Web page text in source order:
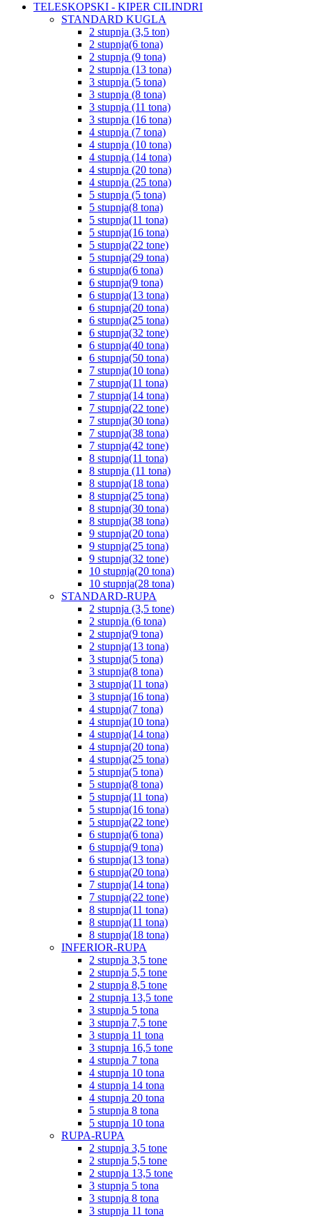
TELESKOPSKI - KIPER CILINDRI
STANDARD KUGLA
2 stupnja (3,5 ton)
2 stupnja(6 tona)
2 stupnja (9 tona)
2 stupnja (13 tona)
3 stupnja (5 tona)
3 stupnja (8 tona)
3 stupnja (11 tona)
3 stupnja (16 tona)
4 stupnja (7 tona)
4 stupnja (10 tona)
4 stupnja (14 tona)
4 stupnja (20 tona)
4 stupnja (25 tona)
5 stupnja (5 tona)
5 stupnja(8 tona)
5 stupnja(11 tona)
5 stupnja(16 tona)
5 stupnja(22 tone)
5 stupnja(29 tona)
6 stupnja(6 tona)
6 stupnja(9 tona)
6 stupnja(13 tona)
6 stupnja(20 tona)
6 stupnja(25 tona)
6 stupnja(32 tone)
6 stupnja(40 tona)
6 stupnja(50 tona)
7 stupnja(10 tona)
7 stupnja(11 tona)
7 stupnja(14 tona)
7 stupnja(22 tone)
7 stupnja(30 tona)
7 stupnja(38 tona)
7 stupnja(42 tone)
8 stupnja(11 tona)
8 stupnja (11 tona)
8 stupnja(18 tona)
8 stupnja(25 tona)
8 stupnja(30 tona)
8 stupnja(38 tona)
9 stupnja(20 tona)
9 stupnja(25 tona)
9 stupnja(32 tone)
10 stupnja(20 tona)
10 stupnja(28 tona)
STANDARD-RUPA
2 stupnja (3,5 tone)
2 stupnja (6 tona)
2 stupnja(9 tona)
2 stupnja(13 tona)
3 stupnja(5 tona)
3 stupnja(8 tona)
3 stupnja(11 tona)
3 stupnja(16 tona)
4 stupnja(7 tona)
4 stupnja(10 tona)
4 stupnja(14 tona)
4 stupnja(20 tona)
4 stupnja(25 tona)
5 stupnja(5 tona)
5 stupnja(8 tona)
5 stupnja(11 tona)
5 stupnja(16 tona)
5 stupnja(22 tone)
6 stupnja(6 tona)
6 stupnja(9 tona)
6 stupnja(13 tona)
6 stupnja(20 tona)
7 stupnja(14 tona)
7 stupnja(22 tone)
8 stupnja(11 tona)
8 stupnja(11 tona)
8 stupnja(18 tona)
INFERIOR-RUPA
2 stupnja 3,5 tone
2 stupnja 5,5 tone
2 stupnja 8,5 tone
2 stupnja 13,5 tone
3 stupnja 5 tona
3 stupnja 7,5 tone
3 stupnja 11 tona
3 stupnja 16,5 tone
4 stupnja 7 tona
4 stupnja 10 tona
4 stupnja 14 tona
4 stupnja 20 tona
5 stupnja 8 tona
5 stupnja 10 tona
RUPA-RUPA
2 stupnja 3,5 tone
2 stupnja 5,5 tone
2 stupnja 13,5 tone
3 stupnja 5 tona
3 stupnja 8 tona
3 stupnja 11 tona